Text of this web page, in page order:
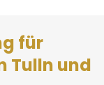
für
Tulln und